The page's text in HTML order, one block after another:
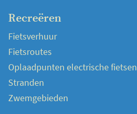
Recreëren
Fietsverhuur
Fietsroutes
Oplaadpunten electrische fietsen
Stranden
Zwemgebieden